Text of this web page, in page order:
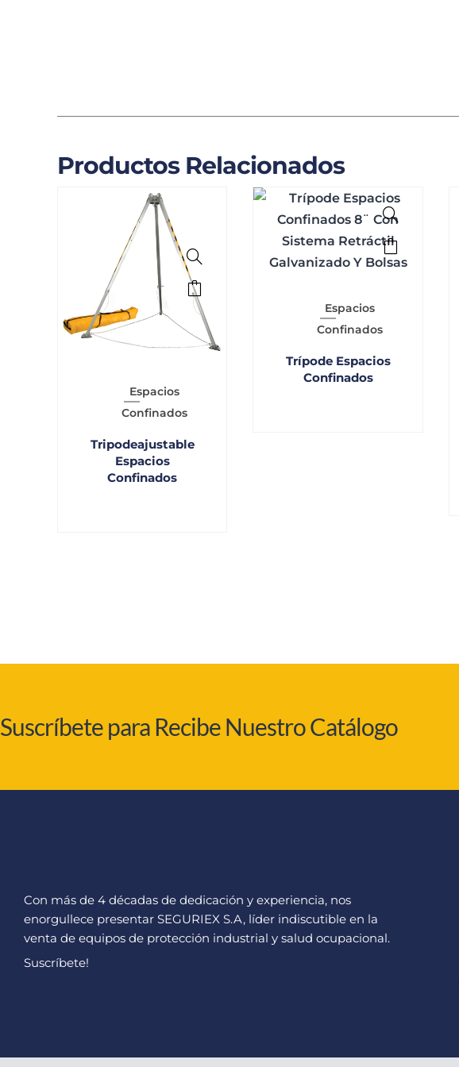
Productos Relacionados
Espacios
Confinados
Tripodeajustable
Espacios
Confinados
Espacios
Confinados
Trípode Espacios
Confinados
Suscríbete para Recibe Nuestro Catálogo
Con más de 4 décadas de dedicación y experiencia, nos
enorgullece presentar SEGURIEX S.A, líder indiscutible en la
venta de equipos de protección industrial y salud ocupacional.
Suscríbete!